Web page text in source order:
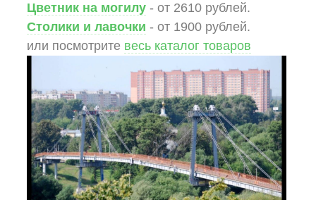
Цветник на могилу - от 2610 рублей.
Столики и лавочки - от 1900 рублей.
или посмотрите весь каталог товаров